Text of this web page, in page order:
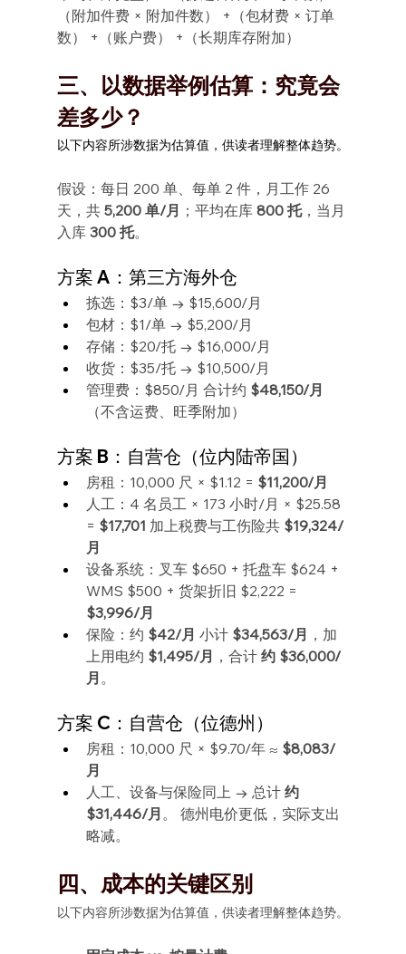
（附加件费 × 附加件数） +（包材费 × 订单
数） +（账户费） +（长期库存附加）
三、以数据举例估算：究竟会
差多少？
以下内容所涉数据为估算值，供读者理解整体趋势。
假设：每日 200 单、每单 2 件，月工作 26
天，共 5,200 单/月 ；平均在库 800 托，当月
入库 300 托。
方案 A：第三方海外仓
拣选：$3/单 → $15,600/月
包材：$1/单 → $5,200/月
存储：$20/托 → $16,000/月
收货：$35/托 → $10,500/月
管理费：$850/月 合计约 $48,150/月
（不含运费、旺季附加）
方案 B：自营仓（位内陆帝国）
房租：10,000 尺 × $1.12 = $11,200/月
人工：4 名员工 × 173 小时/月 × $25.58
= $17,701 加上税费与工伤险共 $19,324/
月
设备系统：叉车 $650 + 托盘车 $624 +
WMS $500 + 货架折旧 $2,222 =
$3,996/月
保险：约 $42/月 小计 $34,563/月 ，加
上用电约 $1,495/月 ，合计 约 $36,000/
月 。
方案 C：自营仓（位德州）
房租：10,000 尺 × $9.70/年 ≈ $8,083/
月
人工、设备与保险同上 → 总计 约
$31,446/月 。 德州电价更低，实际支出
略减。
四、成本的关键区别
以下内容所涉数据为估算值，供读者理解整体趋势。